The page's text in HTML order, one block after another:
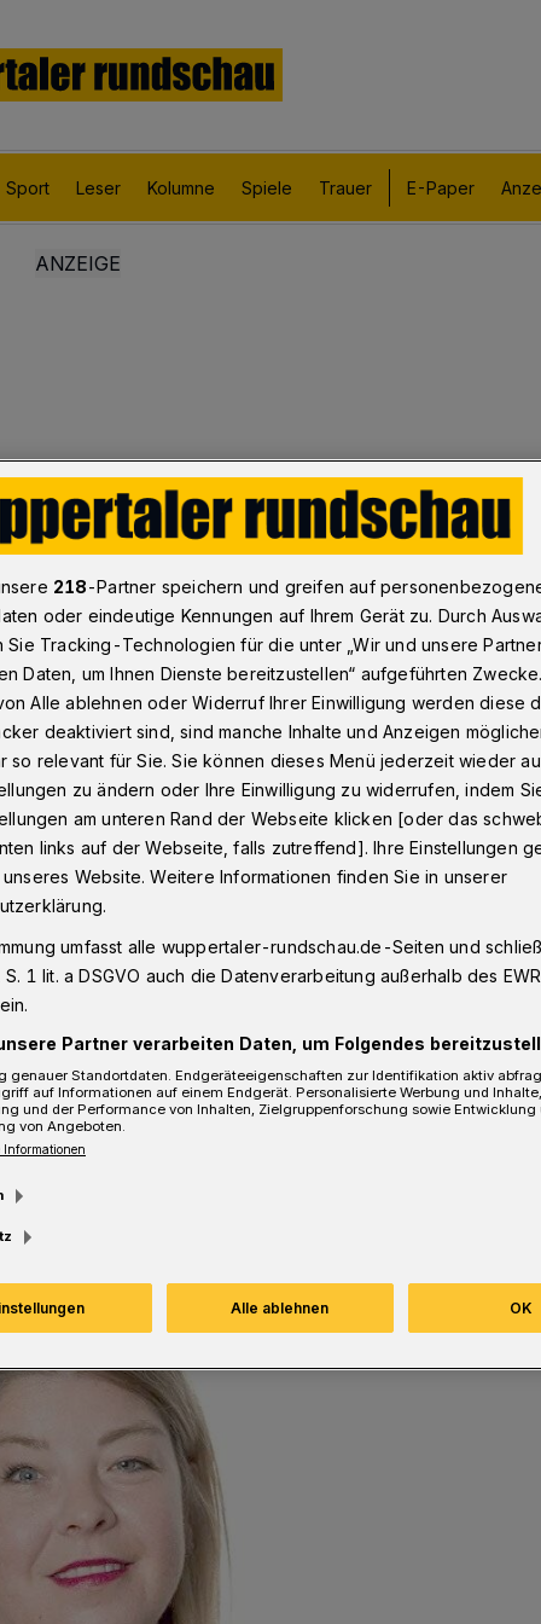
Sport Leser Kolumne Spiele Trauer E-Paper
Alexandra Trachte tritt für die Wuppertaler FDP an
tritt für die
ist die Landtagskandidatin der FDP für
wurde mit 92 Prozent der
218-Partner speichern und greifen auf
oder eindeutige Kennungen auf Ihrem Gerät zu. Durch
Sie Tracking-Technologien für die unter „Wir und unsere
Daten, um Ihnen Dienste bereitzustellen“ aufgeführten
Alle ablehnen oder Widerruf Ihrer Einwilligung werden diese
deaktiviert sind, sind manche Inhalte und Anzeigen
so relevant für Sie. Sie können dieses Menü jederzeit wieder
zu ändern oder Ihre Einwilligung zu widerrufen, indem
am unteren Rand der Webseite klicken [oder das
links auf der Webseite, falls zutreffend]. Ihre Einstellungen
Website. Weitere Informationen finden Sie in unserer
umfasst alle wuppertaler-rundschau.de-Seiten und
1 lit. a DSGVO auch die Datenverarbeitung außerhalb des
Partner verarbeiten Daten, um Folgendes
genauer Standortdaten. Endgeräteeigenschaften zur Identifikation aktiv
auf Informationen auf einem Endgerät. Personalisierte Werbung und
und der Performance von Inhalten, Zielgruppenforschung sowie Entwicklung
von Angeboten.
Alle ablehnen OK